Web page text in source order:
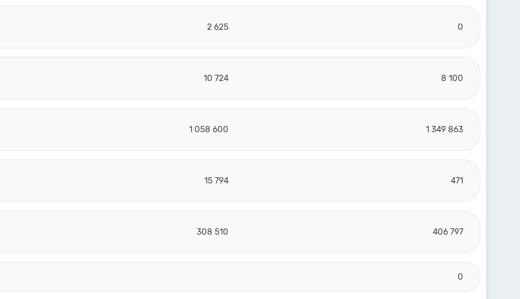
2 625 0
10 724 8 100
1 058 600 1 349 863
15 794 471
308 510 406 797
0